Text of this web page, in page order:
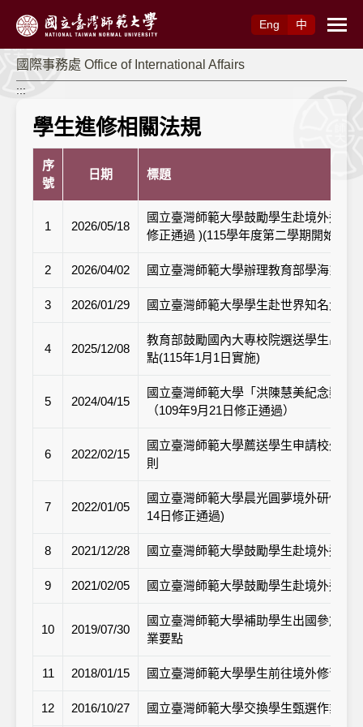
Eng
中
國際事務處 Office of International Affairs
:::
學生進修相關法規
序
號
日期 標題
1 2026/05/18
國立臺灣師範大學鼓勵學生赴境外進修
修正通過 )(115學年度第二學期開始實施)
2 2026/04/02 國立臺灣師範大學辦理教育部學海系列
3 2026/01/29 國立臺灣師範大學學生赴世界知名大學
4 2025/12/08
教育部鼓勵國內大專校院選送學生出國
點(115年1月1日實施)
5 2024/04/15
國立臺灣師範大學「洪陳慧美紀念獎學
（109年9月21日修正通過）
6 2022/02/15
國立臺灣師範大學薦送學生申請校外單
則
7 2022/01/05
國立臺灣師範大學晨光圓夢境外研修助
14日修正通過)
8 2021/12/28 國立臺灣師範大學鼓勵學生赴境外進修
9 2021/02/05 國立臺灣師範大學鼓勵學生赴境外進修
10 2019/07/30
國立臺灣師範大學補助學生出國參加國
業要點
11 2018/01/15 國立臺灣師範大學學生前往境外修習課
12 2016/10/27 國立臺灣師範大學交換學生甄選作業要